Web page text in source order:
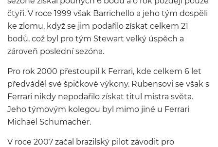
čtyři. V roce 1999 však Barrichello a jeho tým dospěli
ke zlomu, když se jim podařilo získat celkem 21
bodů, což byl pro tým Stewart velký úspěch a
zároveň poslední sezóna.
Pro rok 2000 přestoupil k Ferrari, kde celkem 6 let
předváděl své špičkové výkony. Rubensovi se však s
Ferrari nikdy nepodařilo získat titul mistra světa.
Jeho týmovým kolegou byl mimo jiné u Ferrari
Michael Schumacher.
V roce 2007 začal brazilský pilot závodit pro